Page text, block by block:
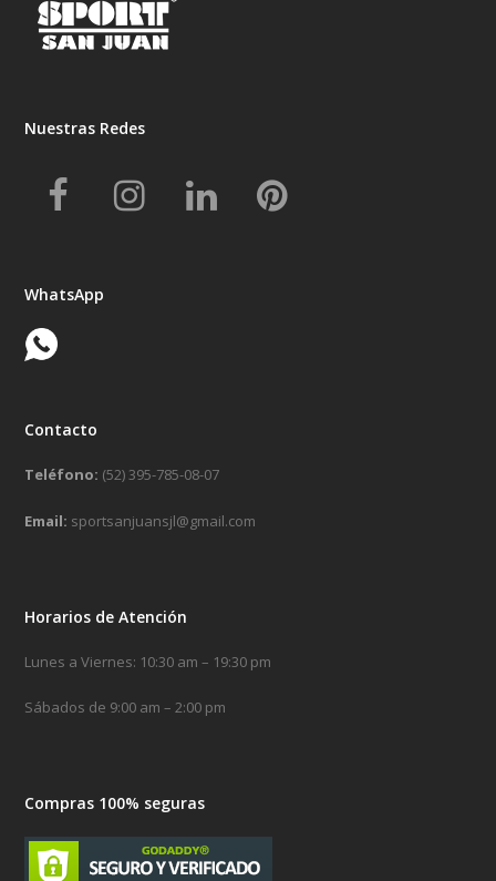
Nuestras Redes
FacebookInstagram
LinkedInPinterest
WhatsApp
Contacto
Teléfono: (52) 395-785-08-07
Email: sportsanjuansjl@gmail.com
Horarios de Atención
Lunes a Viernes: 10:30 am – 19:30 pm
Sábados de 9:00 am – 2:00 pm
Compras 100% seguras